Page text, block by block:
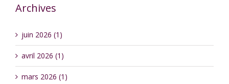
Archives
juin 2026 (1)
avril 2026 (1)
mars 2026 (1)